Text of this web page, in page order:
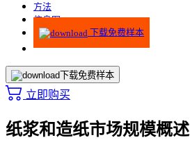
方法
信息图
下载免费样本
下载免费样本
立即购买
纸浆和造纸市场规模概述